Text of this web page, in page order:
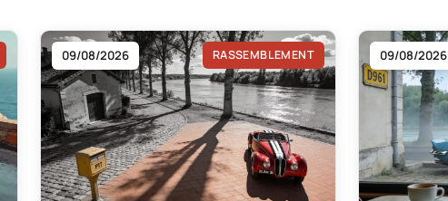
09/08/2026 RASSEMBLEMENT 09/08/2026